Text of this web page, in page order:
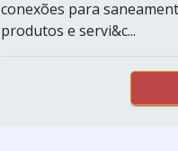
conexões para
produtos e servi&c...